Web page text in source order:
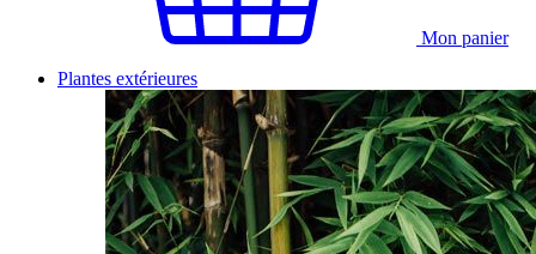
Mon panier
Plantes extérieures